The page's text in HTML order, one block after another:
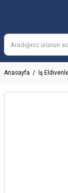
Anasayfa İş